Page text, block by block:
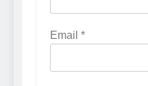
Email *